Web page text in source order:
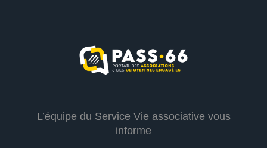
L’équipe du Service Vie associative vous
informe